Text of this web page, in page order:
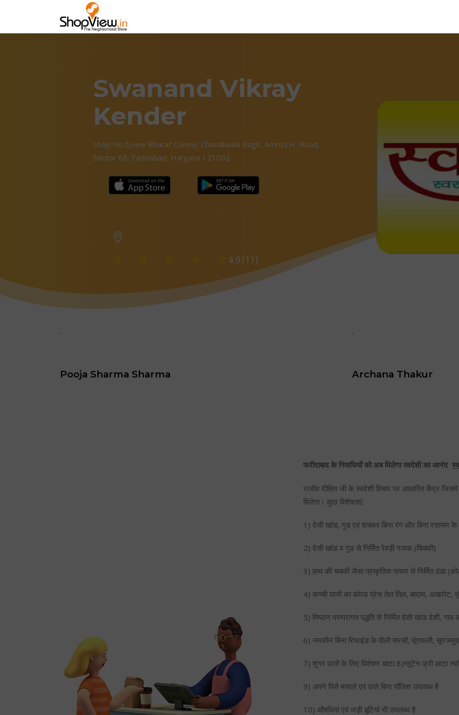
Swanand Vikray
Kender
Shop No.5,new Bharat Colony, Chandiwala Bagh, Amrita H. Road,
Sector 88, Faridabad, Haryana 121002
4.9(11)
Archana Thakur Anamika Sharma
फरीदाबाद के निवासियों को अब मिलेगा स्वदेशी का आनंद
राजीव दीक्षित जी के स्वदेशी विचार पर आधारित केंद्र
मिलेगा। कुछ विशेषताएं:
1) देसी खांड, गुड एवं शक्कर बिना रंग और बिना रसायन के
2) देसी खांड व गुड से निर्मित रेवड़ी गजक (चिक्की)
3) हाथ की चक्की जैसा प्राकृतिक पत्थर से निर्मित ठंडा
4) कच्ची घानी का कोल्ड प्रेस तेल तिल, बादाम,
5) मिष्ठान परम्परागत पद्धति से निर्मित देसी खांड देशी,
6) नमकीन बिना रिफाइंड के पीली सरसों, मूंगफली,
7) शुगर वालों के लिए विशेषण आटा 8)ग्लूटेन फ्री आटा
9) अपने पिसे मसाले एवं दाले बिना पॉलिश उपलब्ध है
10) औषधियां एवं जड़ी बूटियां भी उपलब्ध है